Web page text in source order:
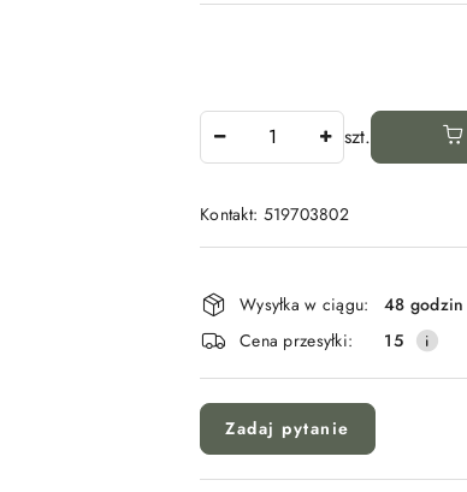
szt.
Kontakt: 519703802
i
dostawa
Wysyłka w ciągu:
48 godzin
Cena przesyłki:
15
Zadaj pytanie